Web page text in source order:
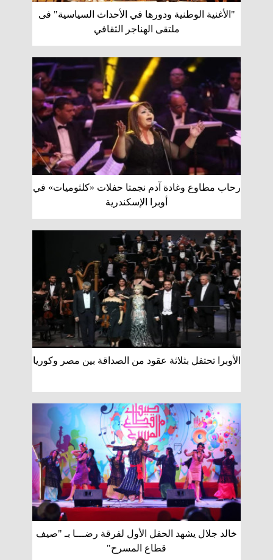
"الأغنية الوطنية ودورها في الأحداث السياسية" فى
ملتقى الهناجر الثقافي
رحاب مطاوع وغادة آدم نجمتا حفلات «كلثوميات» في
أوبرا الإسكندرية
الأوبرا تحتفل بثلاثة عقود من الصداقة بين مصر وكوريا
خالد جلال يشهد الحفل الأول لفرقة رضـــا بـ "صيف
قطاع المسرح"